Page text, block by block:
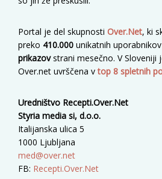
Portal je del skupnosti Over.Net, ki
preko 410.000 unikatnih
prikazovstrani mesečno. V Sloveniji
Over.net uvrščena vtop 8 spletnih
Uredništvo Recepti.Over.Net
Styria media si, d.o.o.
Italijanska ulica 5
1000 Ljubljana
med@over.net
FB: Recepti.Over.Net